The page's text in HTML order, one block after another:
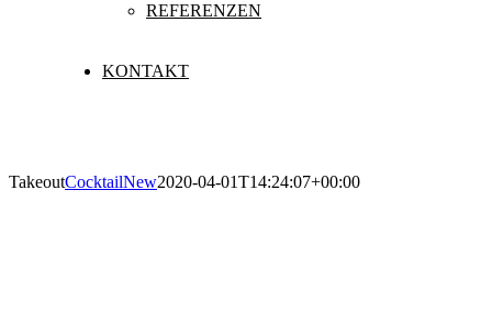
REFERENZEN
KONTAKT
TakeoutCocktailNew2020-04-01T14:24:07+00:00